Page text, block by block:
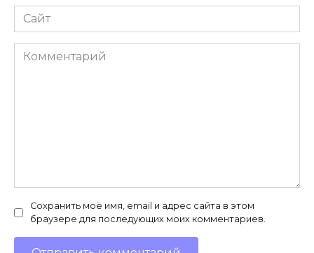
Сайт
Комментарий
Сохранить моё имя, email и адрес сайта в этом
браузере для последующих моих комментариев.